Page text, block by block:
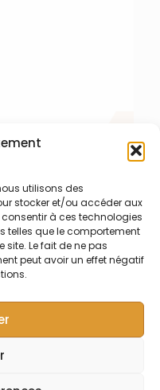
utilisons des
stocker et/ou accéder aux
à ces technologies
telles que le comportement
site. Le fait de ne pas
peut avoir un effet négatif